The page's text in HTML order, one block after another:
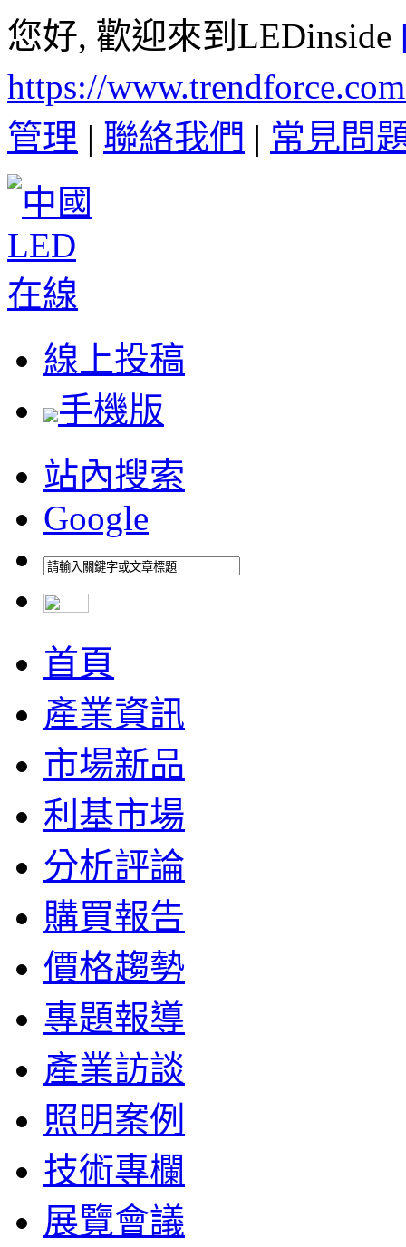
您好, 歡迎來到LEDinside
https://
管理 | 聯絡我們 | 常見問
線上投稿
手機版
站內搜索
Google
首頁
產業資訊
市場新品
利基市場
分析評論
購買報告
價格趨勢
專題報導
產業訪談
照明案例
技術專欄
展覽會議